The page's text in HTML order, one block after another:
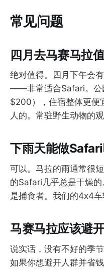
常见问题
四月去马赛马拉
绝对值得。四月下午会
——非常适合Safari。公
$200），住宿整体更便
人的。常驻野生动物的
下雨天能做Safari
可以。马拉的雨通常很
的Safari几乎总是干燥
是捕食者。我们的4x4车
马赛马拉应该避
说实话，没有不好的季
如果你想避开人群并省